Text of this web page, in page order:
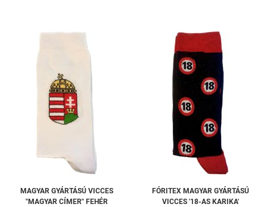
MAGYAR GYÁRTÁSÚ VICCES
"MAGYAR CÍMER" FEHÉR
FÓRITEX MAGYAR GYÁRTÁSÚ
VICCES '18-AS KARIKA'